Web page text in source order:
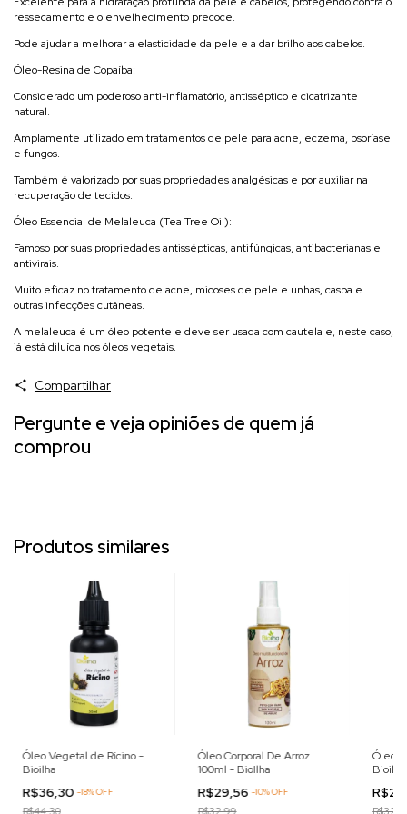
ressecamento e o envelhecimento precoce.
Pode ajudar a melhorar a elasticidade da pele e a dar brilho aos cabelos.
Óleo-Resina de Copaíba:
Considerado um poderoso anti-inflamatório, antisséptico e cicatrizante
natural.
Amplamente utilizado em tratamentos de pele para acne, eczema, psoríase
e fungos.
Também é valorizado por suas propriedades analgésicas e por auxiliar na
recuperação de tecidos.
Óleo Essencial de Melaleuca (Tea Tree Oil):
Famoso por suas propriedades antissépticas, antifúngicas, antibacterianas e
antivirais.
Muito eficaz no tratamento de acne, micoses de pele e unhas, caspa e
outras infecções cutâneas.
A melaleuca é um óleo potente e deve ser usada com cautela e, neste caso,
já está diluída nos óleos vegetais.
Compartilhar
Pergunte e veja opiniões de quem já
comprou
Produtos similares
Óleo Vegetal de Rícino -
Bioilha
R$36,30-18%OFF
R$44,30
Óleo Corporal De Arroz
100ml - BioIlha
R$29,56-10%OFF
R$32,99
Óleo
Bioilha